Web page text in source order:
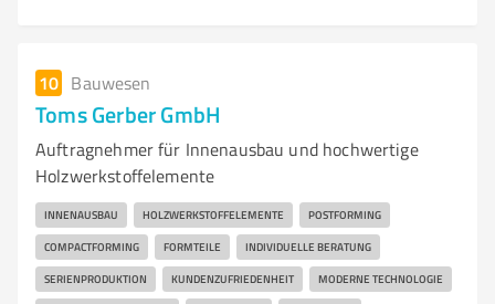
10 Bauwesen
Toms Gerber GmbH
Auftragnehmer für Innenausbau und hochwertige
Holzwerkstoffelemente
INNENAUSBAU HOLZWERKSTOFFELEMENTE POSTFORMING
COMPACTFORMING FORMTEILE INDIVIDUELLE BERATUNG
SERIENPRODUKTION KUNDENZUFRIEDENHEIT MODERNE TECHNOLOGIE